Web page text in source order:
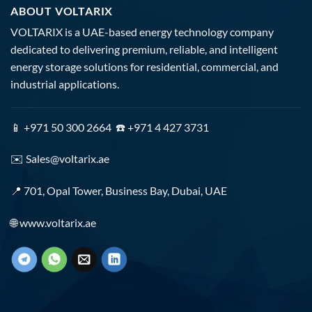
ABOUT VOLTARIX
VOLTARIX is a UAE-based energy technology company
dedicated to delivering premium, reliable, and intelligent
energy storage solutions for residential, commercial, and
industrial applications.
📱 +971 50 300 2664 ☎️ +971 4 427 3731
✉️ Sales@voltarix.ae
📍 701, Opal Tower, Business Bay, Dubai, UAE
🌐www.voltarix.ae